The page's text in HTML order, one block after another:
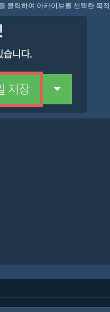
클릭하여 아카이브를 선택한 목